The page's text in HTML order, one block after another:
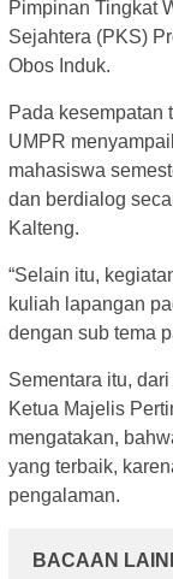
Pimpinan Tingkat
Sejahtera (PKS)
Obos Induk.
Pada kesempatan
UMPR
mahasiswa
dan berdialog
Kalteng.
“Selain itu,
kuliah lapangan
dengan sub tema
Sementara itu,
Ketua Majelis
mengatakan,
yang terbaik,
pengalaman.
BACAAN